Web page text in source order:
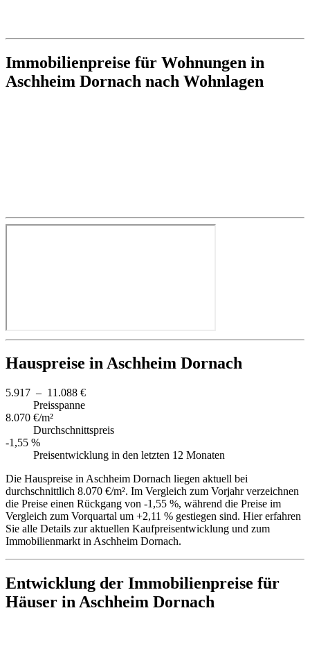
Immobilienpreise für Wohnungen in
Aschheim Dornach nach Wohnlagen
Hauspreise in Aschheim Dornach
5.917 – 11.088 €
Preisspanne
8.070 €/m²
Durchschnittspreis
-1,55 %
Preisentwicklung in den letzten 12 Monaten
Die Hauspreise in Aschheim Dornach liegen aktuell bei
durchschnittlich 8.070 €/m². Im Vergleich zum Vorjahr verzeichnen
die Preise einen Rückgang von -1,55 %, während die Preise im
Vergleich zum Vorquartal um +2,11 % gestiegen sind. Hier erfahren
Sie alle Details zur aktuellen Kaufpreisentwicklung und zum
Immobilienmarkt in Aschheim Dornach.
Entwicklung der Immobilienpreise für
Häuser in Aschheim Dornach